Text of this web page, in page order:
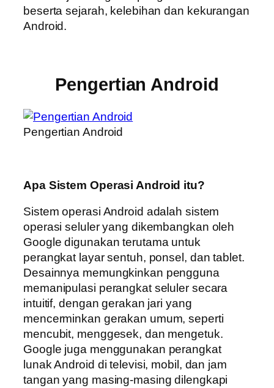
beserta sejarah, kelebihan dan kekurangan
Android.
Pengertian Android
Pengertian Android
Apa Sistem Operasi Android itu?
Sistem operasi Android adalah sistem
operasi seluler yang dikembangkan oleh
Google digunakan terutama untuk
perangkat layar sentuh, ponsel, dan tablet.
Desainnya memungkinkan pengguna
memanipulasi perangkat seluler secara
intuitif, dengan gerakan jari yang
mencerminkan gerakan umum, seperti
mencubit, menggesek, dan mengetuk.
Google juga menggunakan perangkat
lunak Android di televisi, mobil, dan jam
tangan yang masing-masing dilengkapi